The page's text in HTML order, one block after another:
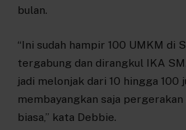
bulan.
“Ini sudah hampir 100 UMKM di
tergabung dan dirangkul IKA
jadi melonjak dari 10 hingga 100
membayangkan saja
biasa,” kata Debbie.